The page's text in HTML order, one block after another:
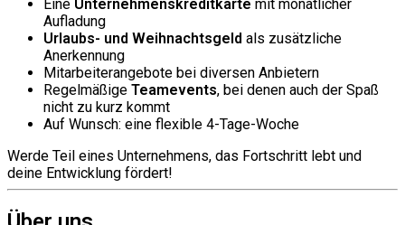
Eine Unternehmenskreditkarte mit monatlicher
Aufladung
Urlaubs- und Weihnachtsgeld als zusätzliche
Anerkennung
Mitarbeiterangebote bei diversen Anbietern
Regelmäßige Teamevents, bei denen auch der Spaß
nicht zu kurz kommt
Auf Wunsch: eine flexible 4-Tage-Woche
Werde Teil eines Unternehmens, das Fortschritt lebt und
deine Entwicklung fördert!